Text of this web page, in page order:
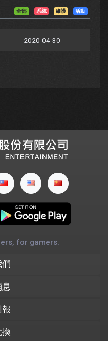
全部 系統 維護 活動
2020-04-30
for gamers.
換